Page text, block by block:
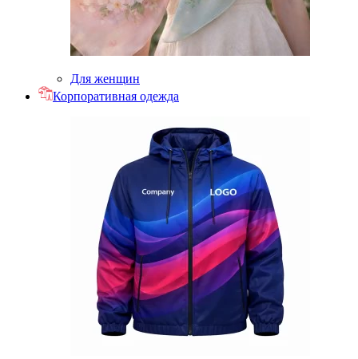
Для женщин
Корпоративная одежда